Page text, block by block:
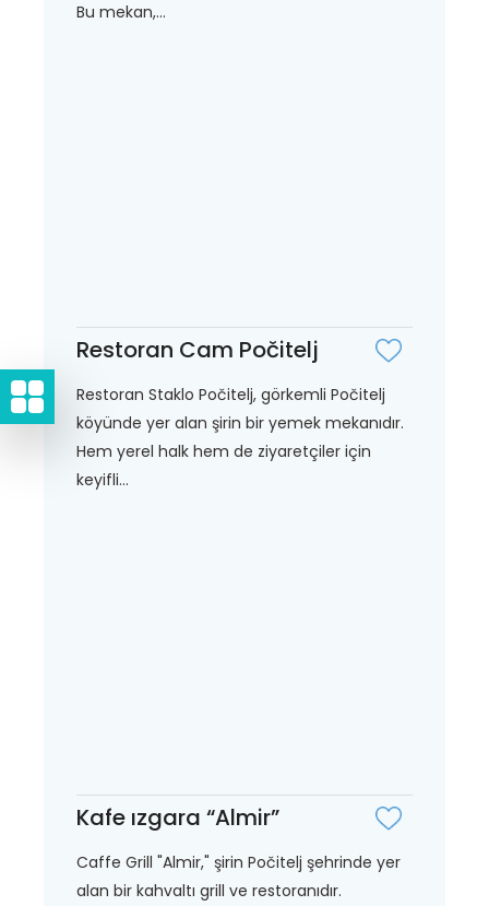
Bu mekan,...
Restoran Cam Počitelj
Restoran Staklo Počitelj, görkemli Počitelj
köyünde yer alan şirin bir yemek mekanıdır.
Hem yerel halk hem de ziyaretçiler için
keyifli...
Kafe ızgara “Almir”
Caffe Grill "Almir," şirin Počitelj şehrinde yer
alan bir kahvaltı grill ve restoranıdır.